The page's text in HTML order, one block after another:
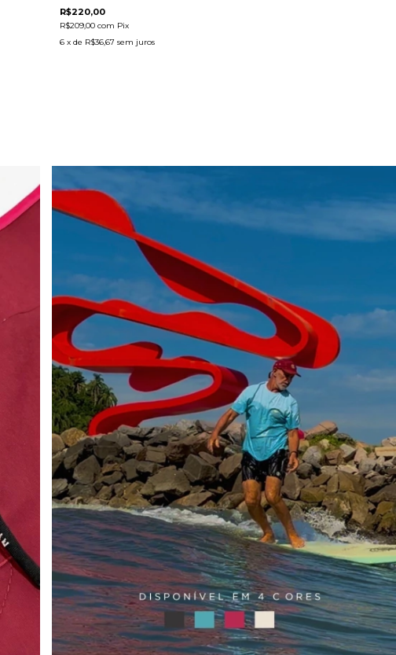
R$220,00
R$209,00 com Pix
6 x de R$36,67 sem juros